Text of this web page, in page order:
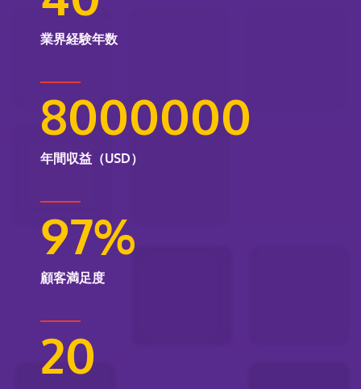
業界経験年数
8000000
年間収益（USD）
97%
顧客満足度
20